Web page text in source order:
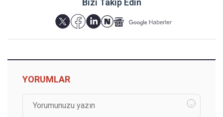
Bizi Takip Edin
YORUMLAR